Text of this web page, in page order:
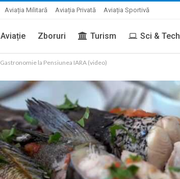
Aviația Militară Aviația Privată Aviația Sportivă
Aviație Zboruri Turism Sci & Tech
Gastronomie la Pensiunea IARA (video)